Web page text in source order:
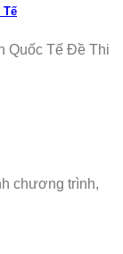
Tế
Quốc Tế Đề Thi
chương trình,